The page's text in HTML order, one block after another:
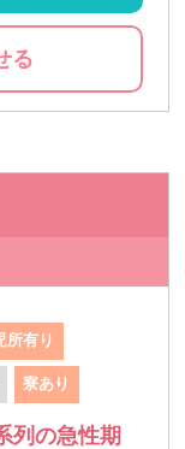
る
所有り
寮あり
列の急性期